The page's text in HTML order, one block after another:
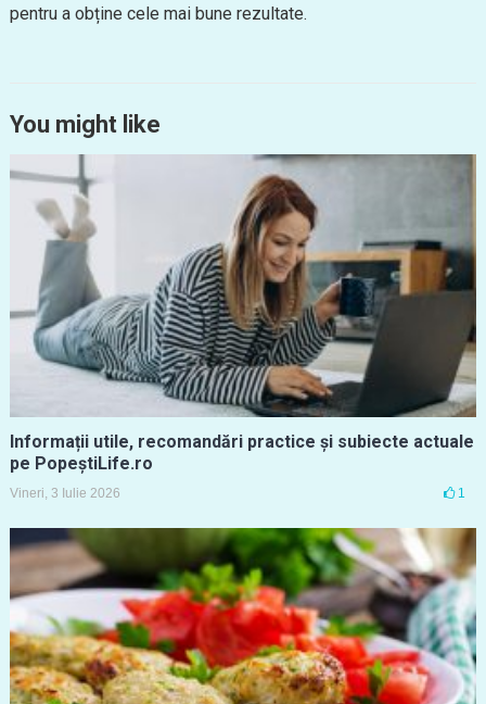
pentru a obține cele mai bune rezultate.
You might like
Informații utile, recomandări practice și subiecte actuale
pe PopeștiLife.ro
Vineri, 3 Iulie 2026 1